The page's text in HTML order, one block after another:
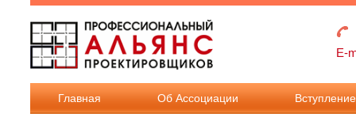
Перейти к основному содержанию
E-
Главная Об Ассоциации Вступление